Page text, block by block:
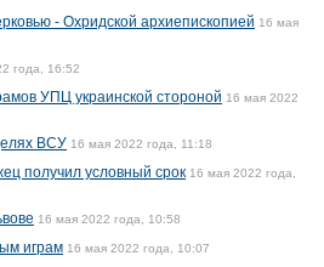
- Охридской архиепископией 16 мая
года, 16:52
УПЦ украинской стороной 16 мая 2022
ВСУ 16 мая 2022 года, 11:18
получил условный срок 16 мая 2022 года,
16 мая 2022 года, 10:58
играм 16 мая 2022 года, 10:07